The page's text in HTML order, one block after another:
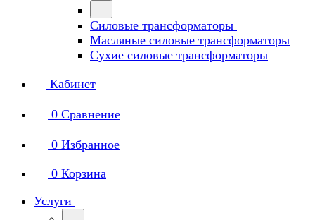
Силовые трансформаторы
Масляные силовые трансформаторы
Сухие силовые трансформаторы
Кабинет
0 Сравнение
0 Избранное
0 Корзина
Услуги